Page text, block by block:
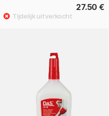
27.50 €